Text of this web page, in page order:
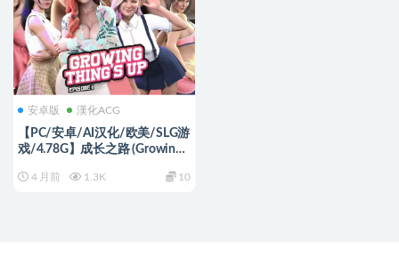
安卓版 漢化ACG
【PC/安卓/AI汉化/欧美/SLG游
戏/4.78G】成长之路 (Growing
+PC+安卓+欧美SLG游戏+4.78G
4 月前 1.3K 10